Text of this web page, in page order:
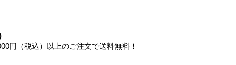
円（税込）以上のご注文で送料無料！